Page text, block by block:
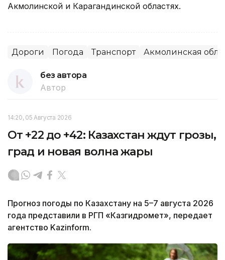
Акмолинской и Карагандинской областях.
Дороги Погода Транспорт Акмолинская
без автора
Автор
14:20, 05 Августа 2026
От +22 до +42: Казахстан ждут грозы,
град и новая волна жары
Прогноз погоды по Казахстану на 5–7 августа 2026
года представили в РГП «Казгидромет», передает
агентство Kazinform.